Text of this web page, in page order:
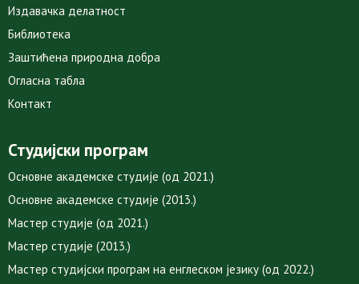
Издавачка делатност
Библиотека
Заштићена природна добра
Огласна табла
Контакт
Студијски програм
Основне академске студије (од 2021.)
Основне академске студије (2013.)
Мастер студије (од 2021.)
Мастер студије (2013.)
Мастер студијски програм на енглеском језику (од 2022.)